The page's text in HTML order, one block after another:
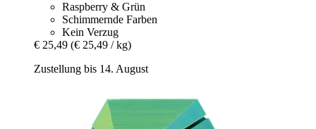
Raspberry & Grün
Schimmernde Farben
Kein Verzug
€ 25,49 (€ 25,49 / kg)
Zustellung bis 14. August